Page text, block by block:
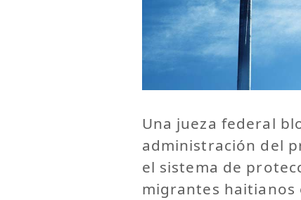
Una jueza federal
administración del
el sistema de
migrantes haitianos